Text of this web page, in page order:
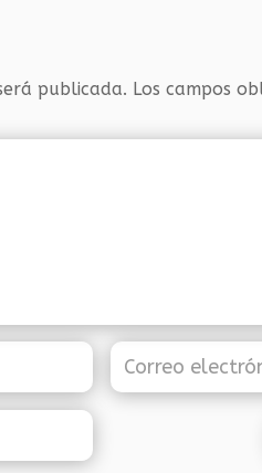
publicada. Los campos